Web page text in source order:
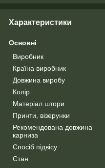
Характеристики
Основні
Виробник
Країна виробник
Довжина виробу
Колір
Матеріал штори
Принти, візерунки
Рекомендована довжина
карниза
Спосіб підвісу
Стан